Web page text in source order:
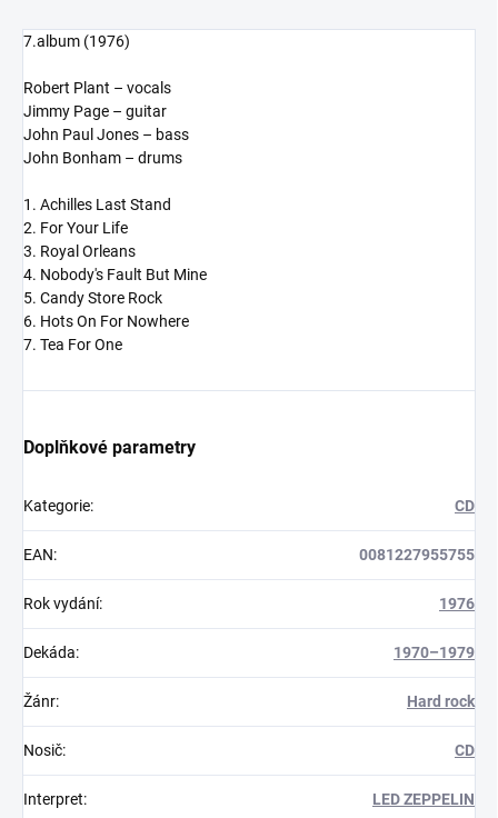
7.album (1976)
Robert Plant – vocals
Jimmy Page – guitar
John Paul Jones – bass
John Bonham – drums
1. Achilles Last Stand
2. For Your Life
3. Royal Orleans
4. Nobody's Fault But Mine
5. Candy Store Rock
6. Hots On For Nowhere
7. Tea For One
Doplňkové parametry
Kategorie: CD
EAN: 0081227955755
Rok vydání: 1976
Dekáda: 1970–1979
Žánr: Hard rock
Nosič: CD
Interpret: LED ZEPPELIN